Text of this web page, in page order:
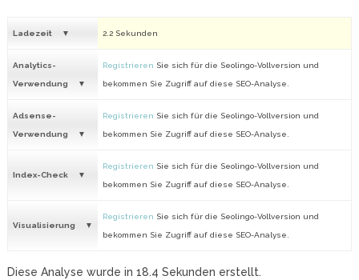
Ladezeit 2.2 Sekunden
Analytics-
Verwendung
Registrieren Sie sich für die Seolingo-Vollversion und
bekommen Sie Zugriff auf diese SEO-Analyse.
Adsense-
Verwendung
Registrieren Sie sich für die Seolingo-Vollversion und
bekommen Sie Zugriff auf diese SEO-Analyse.
Index-Check
Registrieren Sie sich für die Seolingo-Vollversion und
bekommen Sie Zugriff auf diese SEO-Analyse.
Visualisierung
Registrieren Sie sich für die Seolingo-Vollversion und
bekommen Sie Zugriff auf diese SEO-Analyse.
Diese Analyse wurde in 18.4 Sekunden erstellt.